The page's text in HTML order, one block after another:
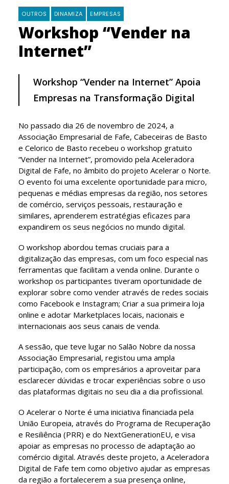
OUTROS DINAMIZA EMPRESAS
Workshop “Vender na
Internet”
Workshop “Vender na Internet” Apoia
Empresas na Transformação Digital
No passado dia 26 de novembro de 2024, a
Associação Empresarial de Fafe, Cabeceiras de Basto
e Celorico de Basto recebeu o workshop gratuito
“Vender na Internet”, promovido pela Aceleradora
Digital de Fafe, no âmbito do projeto Acelerar o Norte.
O evento foi uma excelente oportunidade para micro,
pequenas e médias empresas da região, nos setores
de comércio, serviços pessoais, restauração e
similares, aprenderem estratégias eficazes para
expandirem os seus negócios no mundo digital.
O workshop abordou temas cruciais para a
digitalização das empresas, com um foco especial nas
ferramentas que facilitam a venda online. Durante o
workshop os participantes tiveram oportunidade de
explorar sobre como vender através de redes sociais
como Facebook e Instagram; Criar a sua primeira loja
online e adotar Marketplaces locais, nacionais e
internacionais aos seus canais de venda.
A sessão, que teve lugar no Salão Nobre da nossa
Associação Empresarial, registou uma ampla
participação, com os empresários a aproveitar para
esclarecer dúvidas e trocar experiências sobre o uso
das plataformas digitais no seu dia a dia profissional.
O Acelerar o Norte é uma iniciativa financiada pela
União Europeia, através do Programa de Recuperação
e Resiliência (PRR) e do NextGenerationEU, e visa
apoiar as empresas no processo de adaptação ao
comércio digital. Através deste projeto, a Aceleradora
Digital de Fafe tem como objetivo ajudar as empresas
da região a fortalecerem a sua presença online,